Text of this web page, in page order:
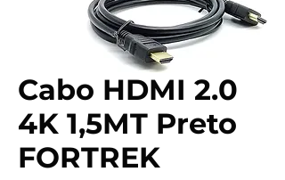
Cabo HDMI 2.0
4K 1,5MT Preto
FORTREK